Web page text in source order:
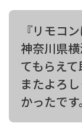
『リモコ
神奈川県
てもらえ
またよろ
かったです。